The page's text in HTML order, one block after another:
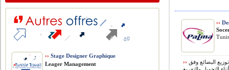
››
››
›› Stage Designer Graphique
Leager Management